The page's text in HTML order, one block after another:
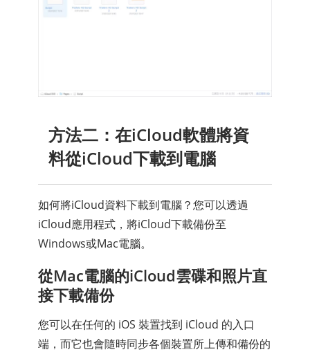
方法二：在iCloud軟體將資
料從iCloud下載到電腦
如何將iCloud資料下載到電腦？您可以透過
iCloud應用程式，將iCloud下載備份至
Windows或Mac電腦。
從Mac電腦的iCloud雲碟和照片直
接下載備份
您可以在任何的 iOS 裝置找到 iCloud 的入口
端，而它也會隨時同步各個裝置所上傳和備份的